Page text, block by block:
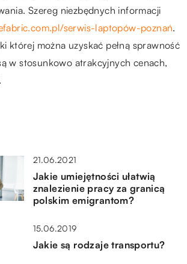
Szereg niezbędnych informacji
serwis-laptopów-poznań.
której można uzyskać pełną sprawność
w stosunkowo atrakcyjnych cenach,
21.06.2021
Jakie umiejętności ułatwią
znalezienie pracy za granicą
polskim emigrantom?
15.06.2019
Jakie są rodzaje transportu?